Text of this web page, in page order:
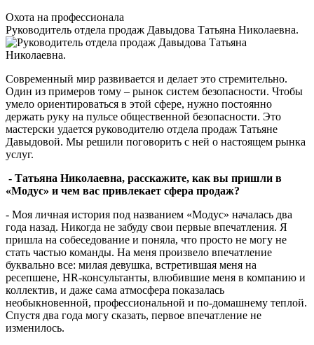
Охота на профессионала
Руководитель отдела продаж Давыдова Татьяна Николаевна.
Современный мир развивается и делает это стремительно.
Один из примеров тому – рынок систем безопасности. Чтобы
умело ориентироваться в этой сфере, нужно постоянно
держать руку на пульсе общественной безопасности. Это
мастерски удается руководителю отдела продаж Татьяне
Давыдовой. Мы решили поговорить с ней о настоящем рынка
услуг.
- Татьяна Николаевна, расскажите, как вы пришли в
«Модус» и чем вас привлекает сфера продаж?
- Моя личная история под названием «Модус» началась два
года назад. Никогда не забуду свои первые впечатления. Я
пришла на собеседование и поняла, что просто не могу не
стать частью команды. На меня произвело впечатление
буквально все: милая девушка, встретившая меня на
ресепшене, HR-консультанты, влюбившие меня в компанию и
коллектив, и даже сама атмосфера показалась
необыкновенной, профессиональной и по-домашнему теплой.
Спустя два года могу сказать, первое впечатление не
изменилось.